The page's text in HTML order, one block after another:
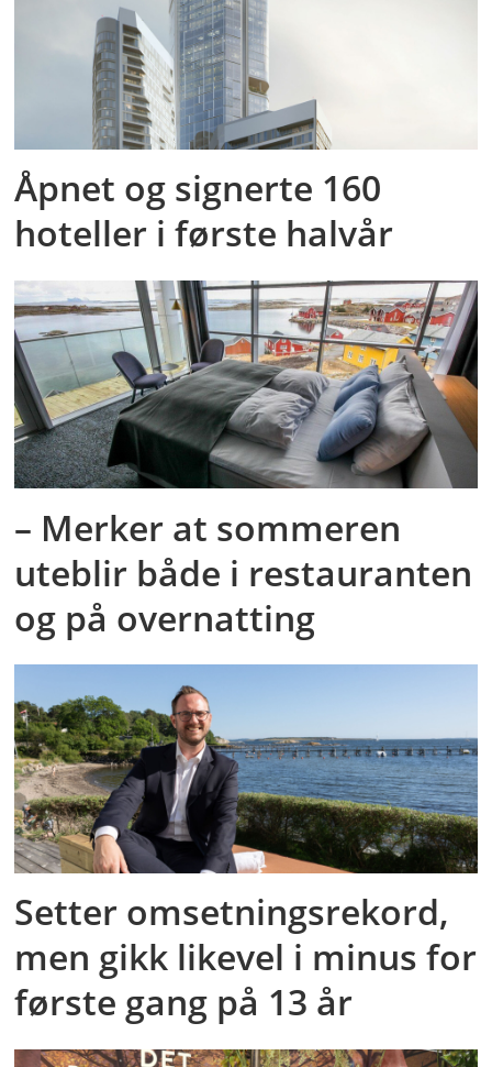
Åpnet og signerte 160
hoteller i første halvår
– Merker at sommeren
uteblir både i restauranten
og på overnatting
Setter omsetningsrekord,
men gikk likevel i minus for
første gang på 13 år